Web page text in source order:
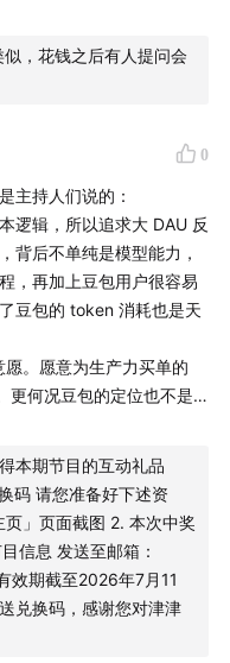
，花钱之后有人提问会
0
主持人们说的：
逻辑，所以追求大 DAU 反
背后不单纯是模型能力，
，再加上豆包用户很容易
豆包的 token 消耗也是天
。愿意为生产力买单的
更何况豆包的定位也不是
，是债务。
，但跨岗位就没变化了，
部份老板的耐心也就两三
工具付费了。让员工加加
除了几个搞大模型的会面
公司，都是打一开始就看
立的市场。
本期节目的互动礼品
码 请您准备好下述资
」页面截图 2. 本次中奖
信息 发送至邮箱：
效期截至2026年7月11
兑换码，感谢您对津津